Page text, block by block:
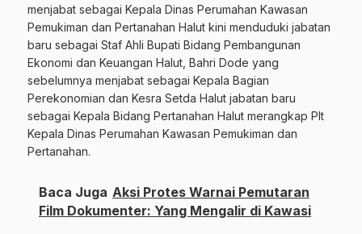
menjabat sebagai Kepala Dinas Perumahan Kawasan
Pemukiman dan Pertanahan Halut kini menduduki jabatan
baru sebagai Staf Ahli Bupati Bidang Pembangunan
Ekonomi dan Keuangan Halut, Bahri Dode yang
sebelumnya menjabat sebagai Kepala Bagian
Perekonomian dan Kesra Setda Halut jabatan baru
sebagai Kepala Bidang Pertanahan Halut merangkap Plt
Kepala Dinas Perumahan Kawasan Pemukiman dan
Pertanahan.
Baca Juga Aksi Protes Warnai Pemutaran
Film Dokumenter: Yang Mengalir di Kawasi